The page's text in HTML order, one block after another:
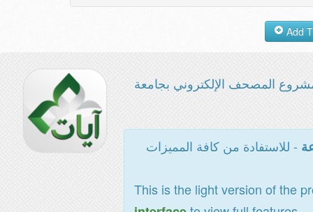
المصحف الإلكتروني بجامعة
- للاستفادة من كافة المميزات
This is the light version of the